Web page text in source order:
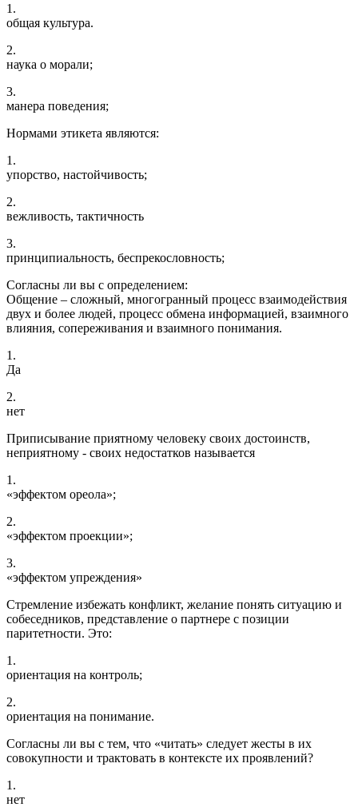
1.
общая культура.
2.
наука о морали;
3.
манера поведения;
Нормами этикета являются:
1.
упорство, настойчивость;
2.
вежливость, тактичность
3.
принципиальность, беспрекословность;
Согласны ли вы с определением:
Общение – сложный, многогранный процесс взаимодействия
двух и более людей, процесс обмена информацией, взаимного
влияния, сопереживания и взаимного понимания.
1.
Да
2.
нет
Приписывание приятному человеку своих достоинств,
неприятному - своих недостатков называется
1.
«эффектом ореола»;
2.
«эффектом проекции»;
3.
«эффектом упреждения»
Стремление избежать конфликт, желание понять ситуацию и
собеседников, представление о партнере с позиции
паритетности. Это:
1.
ориентация на контроль;
2.
ориентация на понимание.
Согласны ли вы с тем, что «читать» следует жесты в их
совокупности и трактовать в контексте их проявлений?
1.
нет